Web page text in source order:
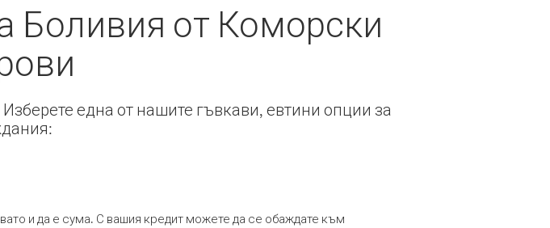
Боливия от Коморски
една от нашите гъвкави, евтини опции за
и да е сума. С вашия кредит можете да се обаждате към